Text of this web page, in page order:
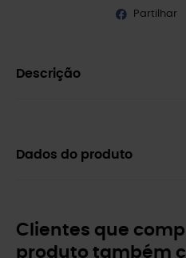
Partilhar
Descrição
Dados do produto
Clientes que
produto também